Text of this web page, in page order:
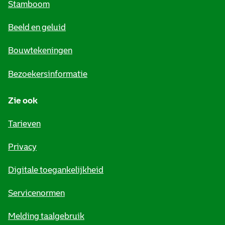
Stamboom
Beeld en geluid
Bouwtekeningen
Bezoekersinformatie
Zie ook
Tarieven
Privacy
Digitale toegankelijkheid
Servicenormen
Melding taalgebruik